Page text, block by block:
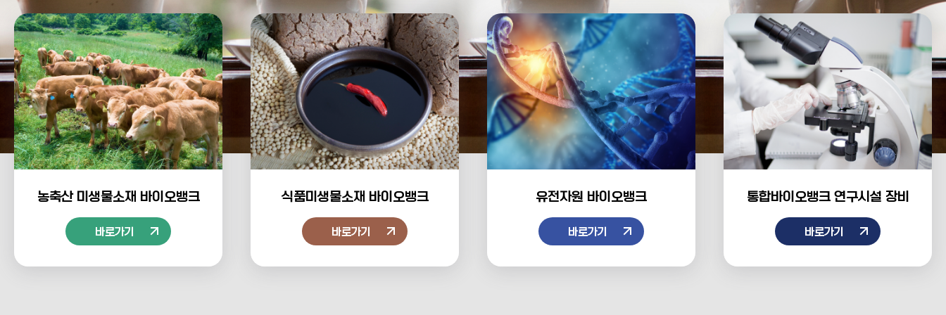
농축산 미생물소재 바이오뱅크
바로가기
식품미생물소재 바이오뱅크
바로가기
유전자원 바이오뱅크
바로가기
통합바이오뱅크 연구시설 장비
바로가기